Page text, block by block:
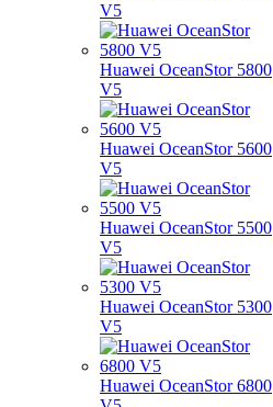
V5
Huawei OceanStor 5800
V5
Huawei OceanStor 5600
V5
Huawei OceanStor 5500
V5
Huawei OceanStor 5300
V5
Huawei OceanStor 6800